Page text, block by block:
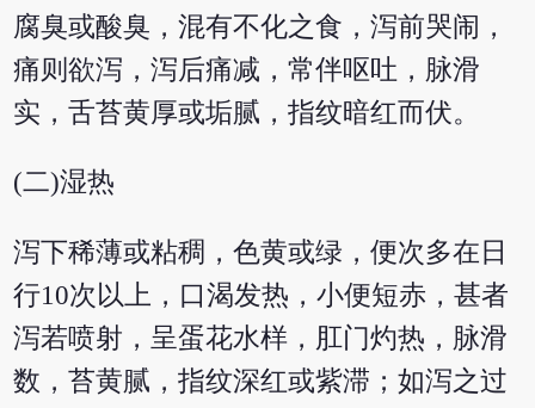
腐臭或酸臭，混有不化之食，泻前哭闹，
痛则欲泻，泻后痛减，常伴呕吐，脉滑
实，舌苔黄厚或垢腻，指纹暗红而伏。
(二)湿热
泻下稀薄或粘稠，色黄或绿，便次多在日
行10次以上，口渴发热，小便短赤，甚者
泻若喷射，呈蛋花水样，肛门灼热，脉滑
数，苔黄腻，指纹深红或紫滞；如泻之过